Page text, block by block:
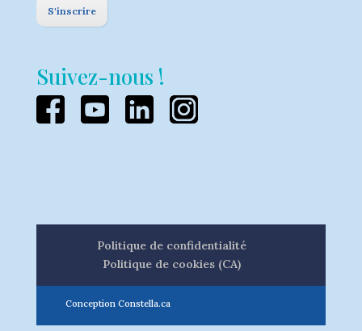
S'inscrire
Suivez-nous !
Politique de confidentialité
Politique de cookies (CA)
Conception Constella.ca